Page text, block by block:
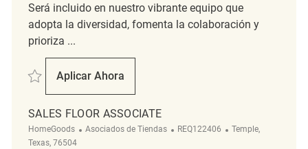
Será incluido en nuestro vibrante equipo que
adopta la diversidad, fomenta la colaboración y
prioriza ...
Salvar Part Time Sales Floor Associate REQ132550
Aplicar Ahora
Part Time Sales Floor Associate
SALES FLOOR ASSOCIATE
HomeGoods Categoría
Asociados de Tiendas ReqId
REQ122406 Ubicación
Temple,
Texas, 76504